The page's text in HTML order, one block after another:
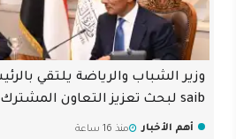
وزير الشباب والرياضة يلتقي
saib لبحث تعزيز التعاون المشترك بين الجانبين
أهم الأخبار منذ 16 ساعة